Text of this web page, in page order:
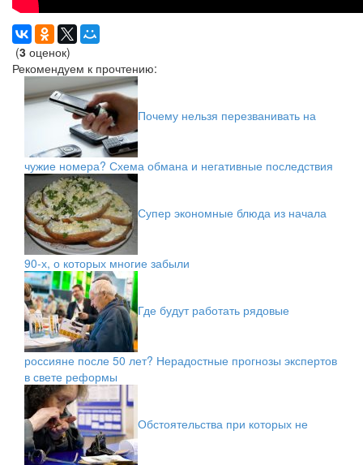
(3 оценок)
Рекомендуем к прочтению:
Почему нельзя перезванивать на
чужие номера? Схема обмана и негативные последствия
Супер экономные блюда из начала
90-х, о которых многие забыли
Где будут работать рядовые
россияне после 50 лет? Нерадостные прогнозы экспертов
в свете реформы
Обстоятельства при которых не